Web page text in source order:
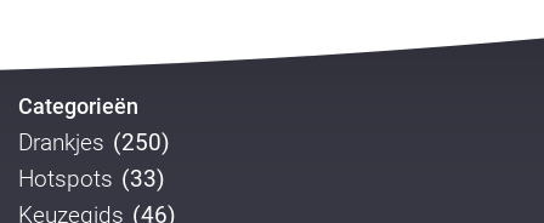
Categorieën
Drankjes (250)
Hotspots (33)
Keuzegids (46)